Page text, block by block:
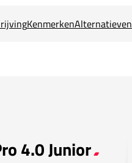
KenmerkenAlternatieven
4.0 Junior